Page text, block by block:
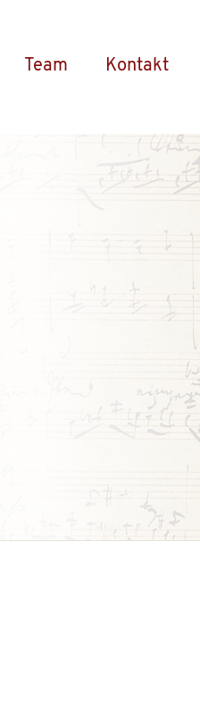
Team Kontakt